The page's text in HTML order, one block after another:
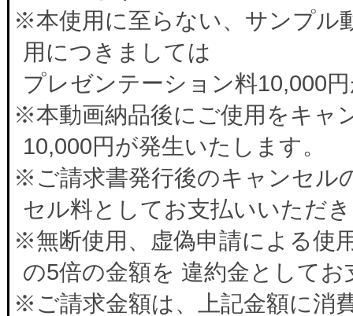
※本使用に至らない、サンプル
用につきましては
プレゼンテーション料10,000
※本動画納品後にご使用をキャ
10,000円が発生いたします。
※ご請求書発行後のキャンセル
セル料としてお支払いいただ
※無断使用、虚偽申請による使
の5倍の金額を 違約金として
※ご請求金額は、上記金額に消